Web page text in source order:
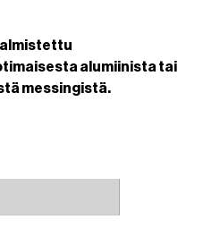
alumiinista tai
messingistä.